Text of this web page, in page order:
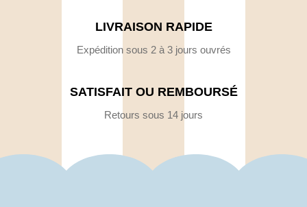
LIVRAISON RAPIDE
Expédition sous 2 à 3 jours ouvrés
SATISFAIT OU REMBOURSÉ
Retours sous 14 jours